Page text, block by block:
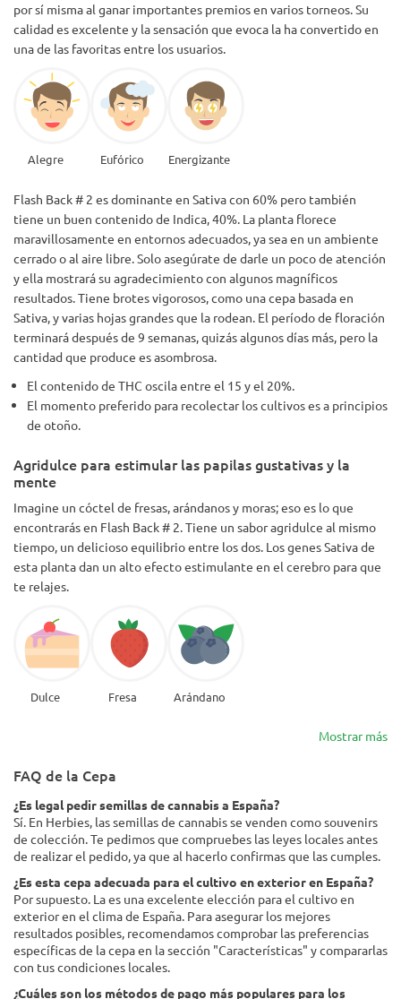
por sí misma al ganar importantes premios en varios torneos. Su
calidad es excelente y la sensación que evoca la ha convertido en
una de las favoritas entre los usuarios.
Alegre Eufórico Energizante
Flash Back # 2 es dominante en Sativa con 60% pero también
tiene un buen contenido de Indica, 40%. La planta florece
maravillosamente en entornos adecuados, ya sea en un ambiente
cerrado o al aire libre. Solo asegúrate de darle un poco de atención
y ella mostrará su agradecimiento con algunos magníficos
resultados. Tiene brotes vigorosos, como una cepa basada en
Sativa, y varias hojas grandes que la rodean. El período de floración
terminará después de 9 semanas, quizás algunos días más, pero la
cantidad que produce es asombrosa.
El contenido de THC oscila entre el 15 y el 20%.
El momento preferido para recolectar los cultivos es a principios
de otoño.
Agridulce para estimular las papilas gustativas y la
mente
Imagine un cóctel de fresas, arándanos y moras; eso es lo que
encontrarás en Flash Back # 2. Tiene un sabor agridulce al mismo
tiempo, un delicioso equilibrio entre los dos. Los genes Sativa de
esta planta dan un alto efecto estimulante en el cerebro para que
te relajes.
Dulce Fresa Arándano
Mostrar más
FAQ de la Cepa
¿Es legal pedir semillas de cannabis a España?
Sí. En Herbies, las semillas de cannabis se venden como souvenirs
de colección. Te pedimos que compruebes las leyes locales antes
de realizar el pedido, ya que al hacerlo confirmas que las cumples.
¿Es esta cepa adecuada para el cultivo en exterior en España?
Por supuesto. La es una excelente elección para el cultivo en
exterior en el clima de España. Para asegurar los mejores
resultados posibles, recomendamos comprobar las preferencias
específicas de la cepa en la sección "Características" y compararlas
con tus condiciones locales.
¿Cuáles son los métodos de pago más populares para los